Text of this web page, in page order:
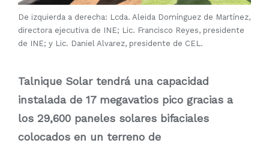
De izquierda a derecha: Lcda. Aleida Domínguez de Martínez,
directora ejecutiva de INE; Lic. Francisco Reyes, presidente
de INE; y Lic. Daniel Alvarez, presidente de CEL.
Talnique Solar tendrá una capacidad
instalada de 17 megavatios pico gracias a
los 29,600 paneles solares bifaciales
colocados en un terreno de